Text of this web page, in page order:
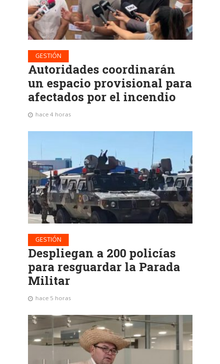
GESTIÓN
Autoridades coordinarán
un espacio provisional para
afectados por el incendio
hace 4 horas
GESTIÓN
Despliegan a 200 policías
para resguardar la Parada
Militar
hace 5 horas